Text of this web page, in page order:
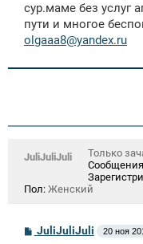
н
и
е
сур.маме без услуг
пути и многое
olgaaa8@yandex.ru
JuliJuliJuli
Только
Пол: Женский
JuliJuliJuli 20 ноя